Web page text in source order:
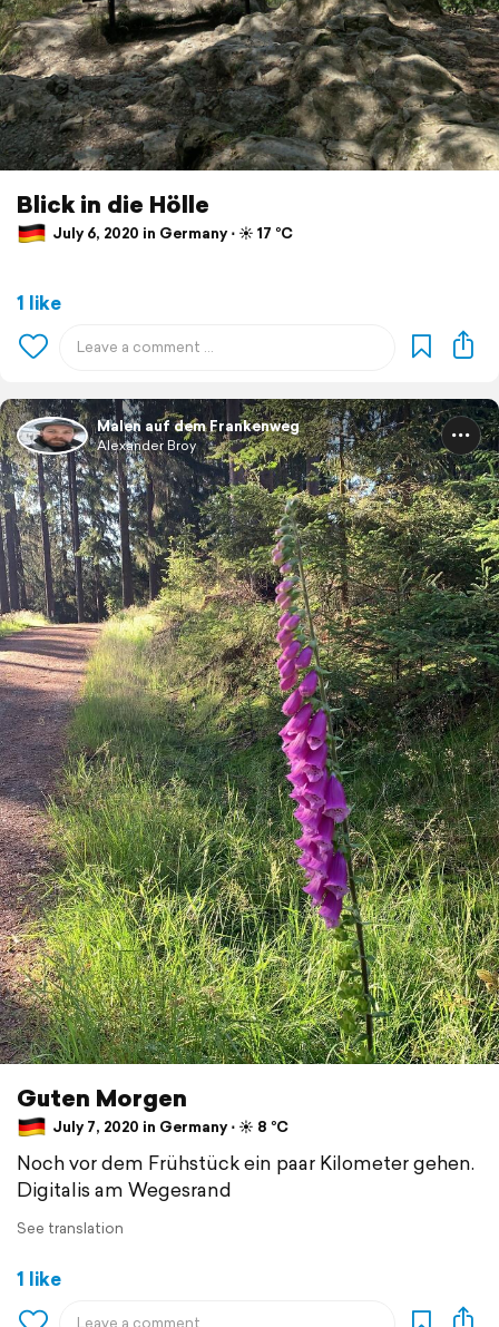
Blick in die Hölle
July 6, 2020 in Germany ⋅ ☀️ 17 °C
1 like
Malen auf dem Frankenweg
Alexander Broy
Guten Morgen
July 7, 2020 in Germany ⋅ ☀️ 8 °C
Noch vor dem Frühstück ein paar Kilometer gehen.
Digitalis am Wegesrand
See translation
1 like